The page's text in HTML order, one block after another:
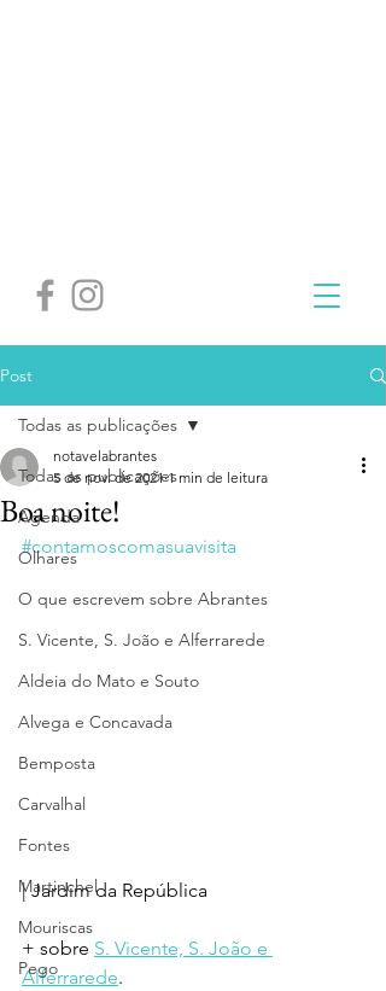
Post
Todas as publicações
Agenda
Olhares
O que escrevem sobre Abrantes
S. Vicente, S. João e Alferrarede
Aldeia do Mato e Souto
Alvega e Concavada
Bemposta
Carvalhal
Fontes
Martinchel
Mouriscas
Pego
Todas as publicações
Boa noite!
notavelabrantes
5 de nov. de 2021 1 min de leitura
#contamoscomasuavisita
| Jardim da República
+ sobre S. Vicente, S. João e
Alferrarede.